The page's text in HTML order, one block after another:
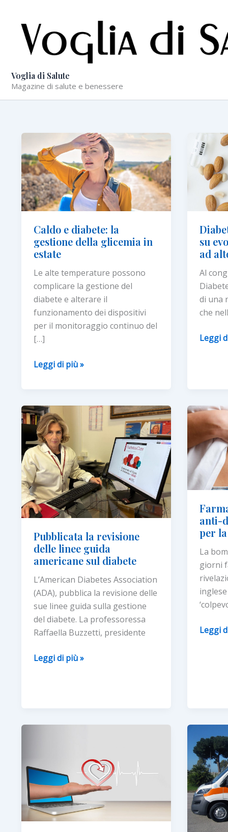
contenuto
Voglia di Salute
Magazine di salute e benessere
Caldo e diabete: la
gestione della glicemia in
estate
Le alte temperature possono
complicare la gestione del
diabete e alterare il
funzionamento dei dispositivi
per il monitoraggio continuo del
[…]
Caldo
la
gestione
della
glicemia
in
estate
Leggi di più »
su
ad
Al
di una
che
su
pazienti
ad
alto
rischio
Leggi
Pubblicata la revisione
delle linee guida
americane sul diabete
L’American Diabetes Association
(ADA), pubblica la revisione delle
sue linee guida sulla gestione
del diabete. La professoressa
Raffaella Buzzetti, presidente
Pubblicata
guida
Leggi di più »
anti-
per
La
giorni
Farmaci
per
la
salute
degli
occhi?
Leggi